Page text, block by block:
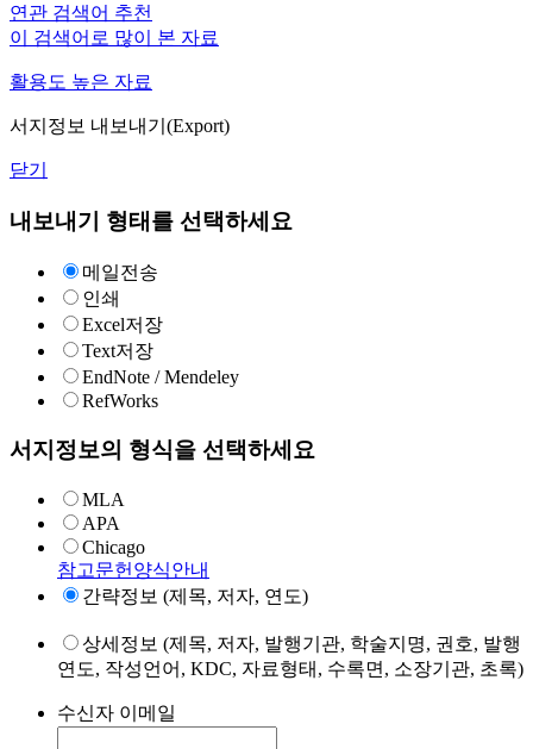
연관 검색어 추천
이 검색어로 많이 본 자료
활용도 높은 자료
서지정보 내보내기(Export)
닫기
내보내기 형태를 선택하세요
메일전송
인쇄
Excel저장
Text저장
EndNote / Mendeley
RefWorks
서지정보의 형식을 선택하세요
MLA
APA
Chicago
참고문헌양식안내
간략정보 (제목, 저자, 연도)
상세정보 (제목, 저자, 발행기관, 학술지명, 권호, 발행
연도, 작성언어, KDC, 자료형태, 수록면, 소장기관, 초록)
수신자 이메일